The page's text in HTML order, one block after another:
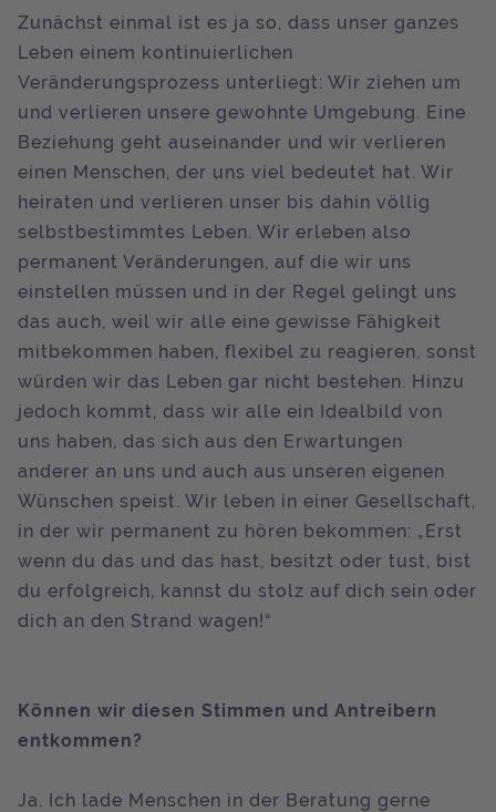
Zunächst einmal ist es ja so, dass unser ganzes
Leben einem kontinuierlichen
Veränderungsprozess unterliegt: Wir ziehen um
und verlieren unsere gewohnte Umgebung. Eine
Beziehung geht auseinander und wir verlieren
einen Menschen, der uns viel bedeutet hat. Wir
heiraten und verlieren unser bis dahin völlig
selbstbestimmtes Leben. Wir erleben also
permanent Veränderungen, auf die wir uns
einstellen müssen und in der Regel gelingt uns
das auch, weil wir alle eine gewisse Fähigkeit
mitbekommen haben, flexibel zu reagieren, sonst
würden wir das Leben gar nicht bestehen. Hinzu
jedoch kommt, dass wir alle ein Idealbild von
uns haben, das sich aus den Erwartungen
anderer an uns und auch aus unseren eigenen
Wünschen speist. Wir leben in einer Gesellschaft,
in der wir permanent zu hören bekommen: „Erst
wenn du das und das hast, besitzt oder tust, bist
du erfolgreich, kannst du stolz auf dich sein oder
dich an den Strand wagen!“
Können wir diesen Stimmen und Antreibern
entkommen?
Ja. Ich lade Menschen in der Beratung gerne